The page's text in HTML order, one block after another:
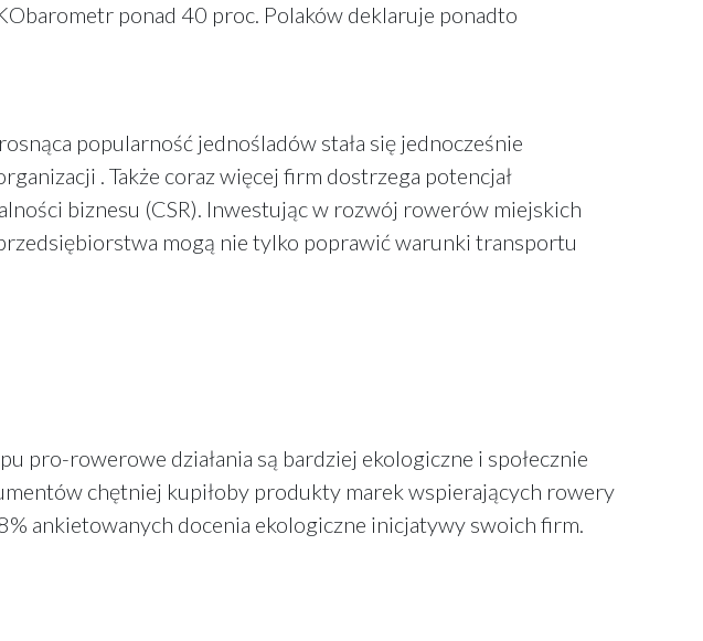
ponad 40 proc. Polaków deklaruje ponadto
popularność jednośladów stała się jednocześnie
. Także coraz więcej firm dostrzega potencjał
biznesu (CSR). Inwestując w rozwój rowerów miejskich
mogą nie tylko poprawić warunki transportu
pro-rowerowe działania są bardziej ekologiczne i społecznie
chętniej kupiłoby produkty marek wspierających rowery
ankietowanych docenia ekologiczne inicjatywy swoich firm.